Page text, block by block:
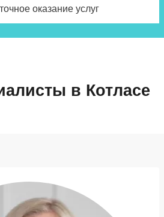
оказание услуг
в Котласе